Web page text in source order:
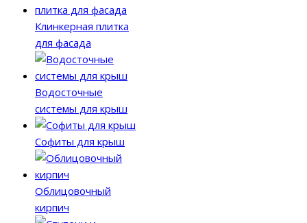
Клинкерная плитка
для фасада
Водосточные
системы для крыш
Софиты для крыш
Облицовочный
кирпич